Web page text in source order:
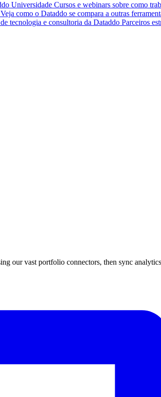
Universidade Cursos e webinars sobre como
Veja como o Dataddo se compara a outras
tecnologia e consultoria da Dataddo Parceiros
our vast portfolio connectors, then sync